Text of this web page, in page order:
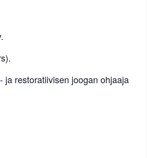
ja restoratiivisen joogan ohjaaja